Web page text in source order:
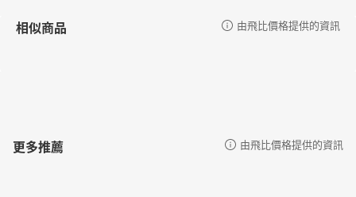
相似商品 由飛比價格提供的資訊
更多推薦 由飛比價格提供的資訊